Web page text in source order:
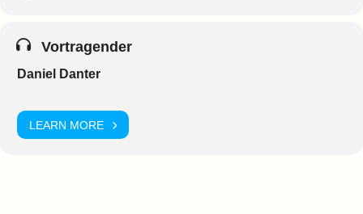
Vortragender
Daniel Danter
LEARN MORE